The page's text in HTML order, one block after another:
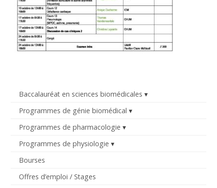
Baccalauréat en sciences biomédicales
Programmes de génie biomédical
Programmes de pharmacologie
Programmes de physiologie
Bourses
Offres d’emploi / Stages